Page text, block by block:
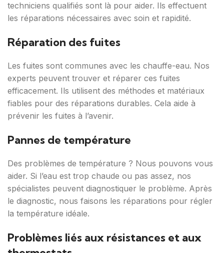
techniciens qualifiés sont là pour aider. Ils effectuent
les réparations nécessaires avec soin et rapidité.
Réparation des fuites
Les fuites sont communes avec les chauffe-eau. Nos
experts peuvent trouver et réparer ces fuites
efficacement. Ils utilisent des méthodes et matériaux
fiables pour des réparations durables. Cela aide à
prévenir les fuites à l’avenir.
Pannes de température
Des problèmes de température ? Nous pouvons vous
aider. Si l’eau est trop chaude ou pas assez, nos
spécialistes peuvent diagnostiquer le problème. Après
le diagnostic, nous faisons les réparations pour régler
la température idéale.
Problèmes liés aux résistances et aux